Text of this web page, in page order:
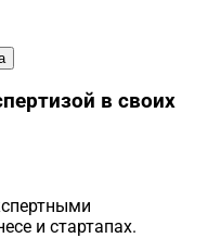
в своих
и стартапах.